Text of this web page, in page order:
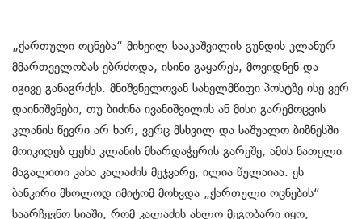
„ქართული ოცნება“ მიხეილ სააკაშვილის გუნდის კლანურ
მმართველობას ებრძოდა, ისინი გაყარეს, მოვიდნენ და
იგივე განაგრძეს. მნიშვნელოვან სახელმწიფი პოსტზე ისე ვერ
დაინიშვნები, თუ ბიძინა ივანიშვილის ან მისი გარემოცვის
კლანის წევრი არ ხარ, ვერც მსხვილ და საშუალო ბიზნესში
მოიკიდებ ფეხს კლანის მხარდაჭერის გარეშე, ამის ნათელი
მაგალითი კახა კალაძის მეჯვარე, ილია წულაიაა. ეს
ბანკირი მხოლოდ იმიტომ მოხვდა „ქართული ოცნების“
საარჩევნო სიაში, რომ კალაძის ახლო მეგობარი იყო,